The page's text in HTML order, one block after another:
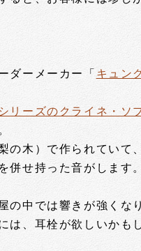
ダーメーカー「 キュン
リーズのクライネ・ソ
の木）で作られていて、
併せ持った音がします。
の中では響きが強くな
は、耳栓が欲しいかも